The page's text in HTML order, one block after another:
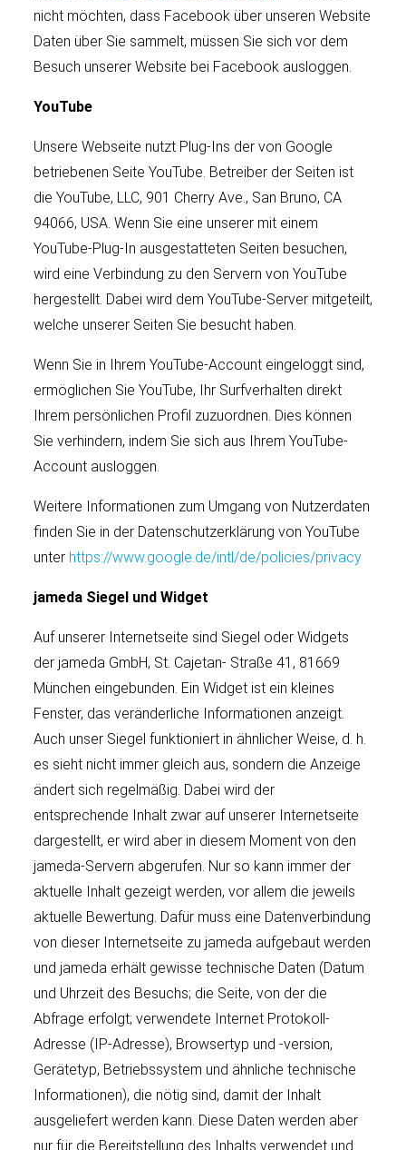
nicht möchten, dass Facebook über unseren Website
Daten über Sie sammelt, müssen Sie sich vor dem
Besuch unserer Website bei Facebook ausloggen.
YouTube
Unsere Webseite nutzt Plug-Ins der von Google
betriebenen Seite YouTube. Betreiber der Seiten ist
die YouTube, LLC, 901 Cherry Ave., San Bruno, CA
94066, USA. Wenn Sie eine unserer mit einem
YouTube-Plug-In ausgestatteten Seiten besuchen,
wird eine Verbindung zu den Servern von YouTube
hergestellt. Dabei wird dem YouTube-Server mitgeteilt,
welche unserer Seiten Sie besucht haben.
Wenn Sie in Ihrem YouTube-Account eingeloggt sind,
ermöglichen Sie YouTube, Ihr Surfverhalten direkt
Ihrem persönlichen Profil zuzuordnen. Dies können
Sie verhindern, indem Sie sich aus Ihrem YouTube-
Account ausloggen.
Weitere Informationen zum Umgang von Nutzerdaten
finden Sie in der Datenschutzerklärung von YouTube
unter https://www.google.de/intl/de/policies/privacy
jameda Siegel und Widget
Auf unserer Internetseite sind Siegel oder Widgets
der jameda GmbH, St. Cajetan- Straße 41, 81669
München eingebunden. Ein Widget ist ein kleines
Fenster, das veränderliche Informationen anzeigt.
Auch unser Siegel funktioniert in ähnlicher Weise, d. h.
es sieht nicht immer gleich aus, sondern die Anzeige
ändert sich regelmäßig. Dabei wird der
entsprechende Inhalt zwar auf unserer Internetseite
dargestellt, er wird aber in diesem Moment von den
jameda-Servern abgerufen. Nur so kann immer der
aktuelle Inhalt gezeigt werden, vor allem die jeweils
aktuelle Bewertung. Dafür muss eine Datenverbindung
von dieser Internetseite zu jameda aufgebaut werden
und jameda erhält gewisse technische Daten (Datum
und Uhrzeit des Besuchs; die Seite, von der die
Abfrage erfolgt; verwendete Internet Protokoll-
Adresse (IP-Adresse), Browsertyp und -version,
Gerätetyp, Betriebssystem und ähnliche technische
Informationen), die nötig sind, damit der Inhalt
ausgeliefert werden kann. Diese Daten werden aber
nur für die Bereitstellung des Inhalts verwendet und